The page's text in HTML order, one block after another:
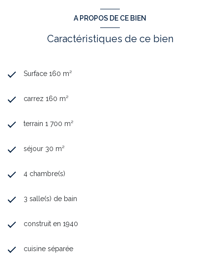
A PROPOS DE CE BIEN
Caractéristiques de ce bien
Surface 160 m²
carrez 160 m²
terrain 1 700 m²
séjour 30 m²
4 chambre(s)
3 salle(s) de bain
construit en 1940
cuisine séparée